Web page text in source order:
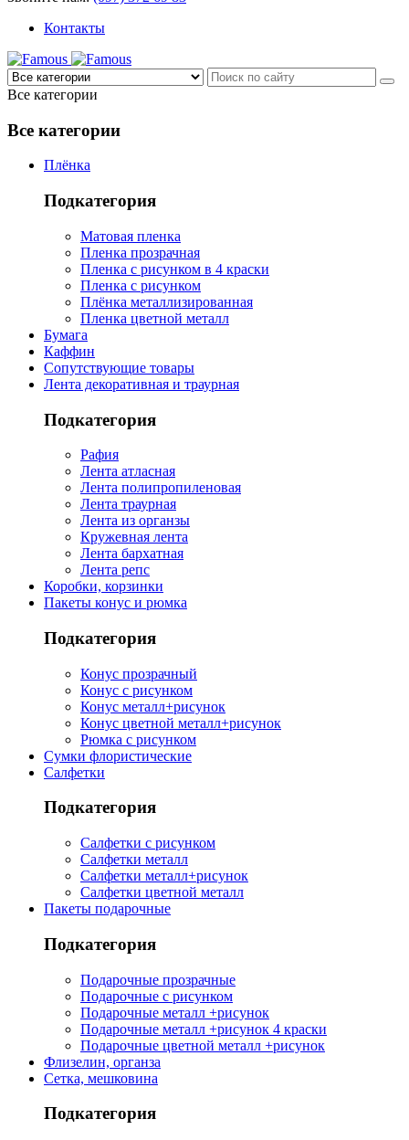
Контакты
Все категории
Все категории
Плёнка
Подкатегория
Матовая пленка
Пленка прозрачная
Пленка с рисунком в 4 краски
Пленка с рисунком
Плёнка металлизированная
Пленка цветной металл
Бумага
Каффин
Сопутствующие товары
Лента декоративная и траурная
Подкатегория
Рафия
Лента атласная
Лента полипропиленовая
Лента траурная
Лента из органзы
Кружевная лента
Лента бархатная
Лента репс
Коробки, корзинки
Пакеты конус и рюмка
Подкатегория
Конус прозрачный
Конус с рисунком
Конус металл+рисунок
Конус цветной металл+рисунок
Рюмка с рисунком
Сумки флористические
Салфетки
Подкатегория
Салфетки с рисунком
Салфетки металл
Салфетки металл+рисунок
Салфетки цветной металл
Пакеты подарочные
Подкатегория
Подарочные прозрачные
Подарочные с рисунком
Подарочные металл +рисунок
Подарочные металл +рисунок 4 краски
Подарочные цветной металл +рисунок
Флизелин, органза
Сетка, мешковина
Подкатегория